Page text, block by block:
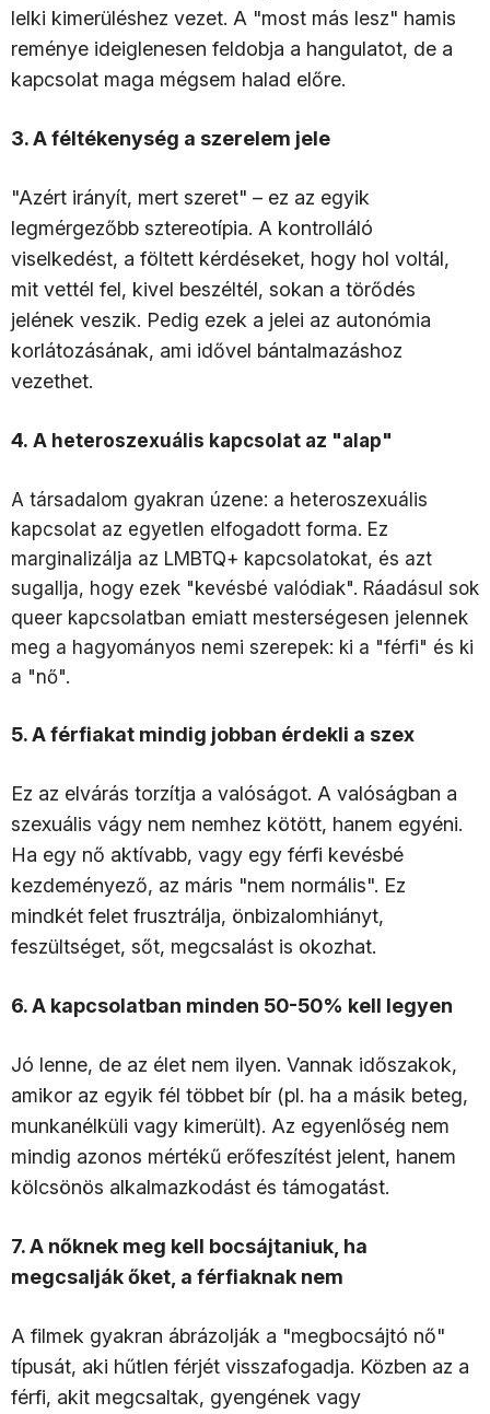
lelki kimerüléshez vezet. A "most más lesz" hamis
reménye ideiglenesen feldobja a hangulatot, de a
kapcsolat maga mégsem halad előre.
3. A féltékenység a szerelem jele
"Azért irányít, mert szeret" – ez az egyik
legmérgezőbb sztereotípia. A kontrolláló
viselkedést, a föltett kérdéseket, hogy hol voltál,
mit vettél fel, kivel beszéltél, sokan a törődés
jelének veszik. Pedig ezek a jelei az autonómia
korlátozásának, ami idővel bántalmazáshoz
vezethet.
4. A heteroszexuális kapcsolat az "alap"
A társadalom gyakran úzene: a heteroszexuális
kapcsolat az egyetlen elfogadott forma. Ez
marginalizálja az LMBTQ+ kapcsolatokat, és azt
sugallja, hogy ezek "kevésbé valódiak". Ráadásul sok
queer kapcsolatban emiatt mesterségesen jelennek
meg a hagyományos nemi szerepek: ki a "férfi" és ki
a "nő".
5. A férfiakat mindig jobban érdekli a szex
Ez az elvárás torzítja a valóságot. A valóságban a
szexuális vágy nem nemhez kötött, hanem egyéni.
Ha egy nő aktívabb, vagy egy férfi kevésbé
kezdeményező, az máris "nem normális". Ez
mindkét felet frusztrálja, önbizalomhiányt,
feszültséget, sőt, megcsalást is okozhat.
6. A kapcsolatban minden 50-50% kell legyen
Jó lenne, de az élet nem ilyen. Vannak időszakok,
amikor az egyik fél többet bír (pl. ha a másik beteg,
munkanélküli vagy kimerült). Az egyenlőség nem
mindig azonos mértékű erőfeszítést jelent, hanem
kölcsönös alkalmazkodást és támogatást.
7. A nőknek meg kell bocsájtaniuk, ha
megcsalják őket, a férfiaknak nem
A filmek gyakran ábrázolják a "megbocsájtó nő"
típusát, aki hűtlen férjét visszafogadja. Közben az a
férfi, akit megcsaltak, gyengének vagy